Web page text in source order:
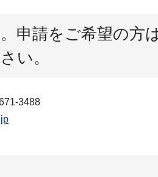
申請をご希望の方
い。
3488